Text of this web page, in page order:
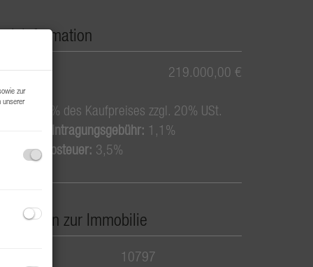
219.000,00 €
3% des Kaufpreises zzgl. 20% USt.
1,1%
3,5%
Basisdaten zur Immobilie
10797
zur
unserer